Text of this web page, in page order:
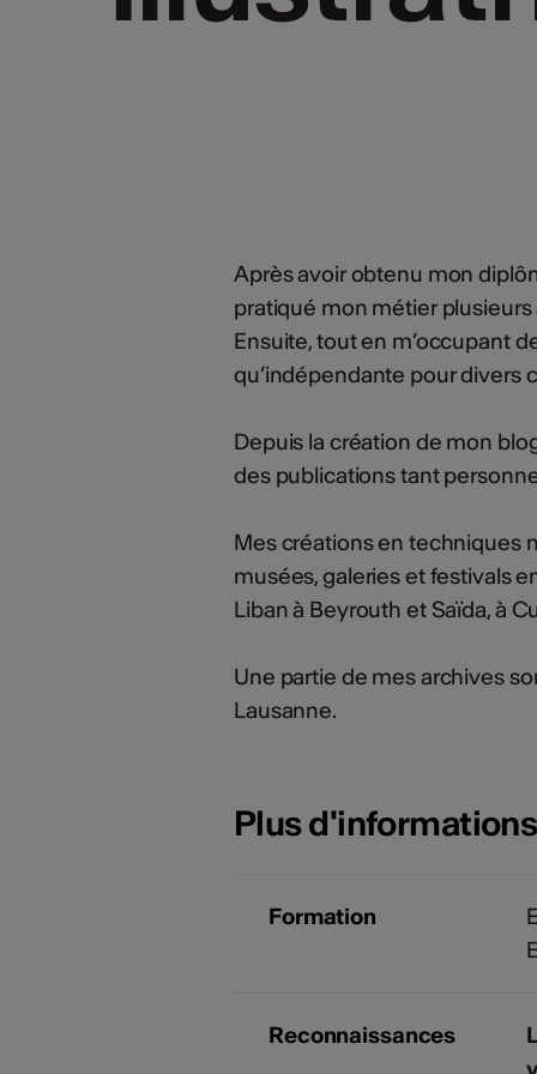
Après avoir obtenu mon
pratiqué mon métier
Ensuite, tout en m’occupant
qu’indépendante pour divers
Depuis la création de mon
des publications tant
Mes créations en techniques
musées, galeries et festivals
Liban à Beyrouth et Saïda, à
Une partie de mes archives
Lausanne.
Plus d'informations
Formation
Reconnaissances